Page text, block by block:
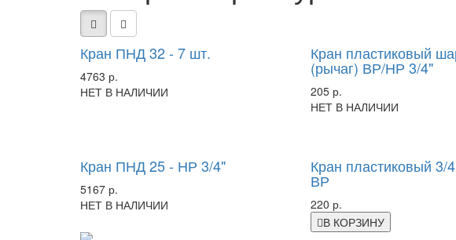
Кран ПНД 32 - 7 шт.
4763 р.
НЕТ В НАЛИЧИИ
Кран пластиковый
(рычаг) ВР/НР 3/4"
205 р.
НЕТ В НАЛИЧИИ
Кран ПНД 25 - НР 3/4"
5167 р.
НЕТ В НАЛИЧИИ
Кран пластиковый 3/
ВР
220 р.
В КОРЗИНУ